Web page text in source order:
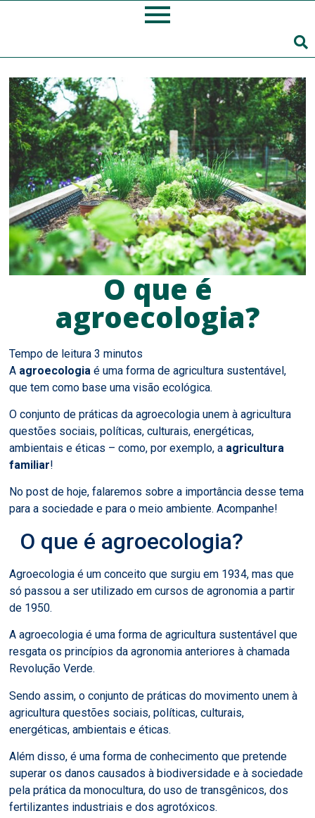
O que é
agroecologia?
A agroecologia é uma forma de agricultura sustentável,
que tem como base uma visão ecológica.
O conjunto de práticas da agroecologia unem à agricultura
questões sociais, políticas, culturais, energéticas,
ambientais e éticas – como, por exemplo, a agricultura
familiar!
No post de hoje, falaremos sobre a importância desse tema
para a sociedade e para o meio ambiente. Acompanhe!
O que é agroecologia?
Agroecologia é um conceito que surgiu em 1934, mas que
só passou a ser utilizado em cursos de agronomia a partir
de 1950.
A agroecologia é uma forma de agricultura sustentável que
resgata os princípios da agronomia anteriores à chamada
Revolução Verde.
Sendo assim, o conjunto de práticas do movimento unem à
agricultura questões sociais, políticas, culturais,
energéticas, ambientais e éticas.
Além disso, é uma forma de conhecimento que pretende
superar os danos causados à biodiversidade e à sociedade
pela prática da monocultura, do uso de transgênicos, dos
fertilizantes industriais e dos agrotóxicos.